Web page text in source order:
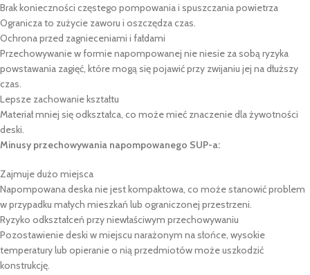
Brak konieczności częstego pompowania i spuszczania powietrza
Ogranicza to zużycie zaworu i oszczędza czas.
Ochrona przed zagnieceniami i fałdami
Przechowywanie w formie napompowanej nie niesie za sobą ryzyka
powstawania zagięć, które mogą się pojawić przy zwijaniu jej na dłuższy
czas.
Lepsze zachowanie kształtu
Materiał mniej się odkształca, co może mieć znaczenie dla żywotności
deski.
Minusy przechowywania napompowanego SUP-a:
Zajmuje dużo miejsca
Napompowana deska nie jest kompaktowa, co może stanowić problem
w przypadku małych mieszkań lub ograniczonej przestrzeni.
Ryzyko odkształceń przy niewłaściwym przechowywaniu
Pozostawienie deski w miejscu narażonym na słońce, wysokie
temperatury lub opieranie o nią przedmiotów może uszkodzić
konstrukcję.